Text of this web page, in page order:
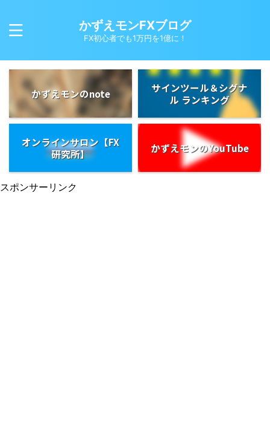
かずえモンFXブログ
FX初心者でも1万円を1億に！
かずえモンのnote
サインツール＆シグナ
ル ランキング
オンラインサロン【FX
研究所】
かずえモンのYouTube
スポンサーリンク